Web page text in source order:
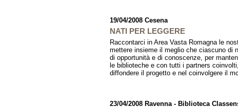
19/04/2008 Cesena
NATI PER LEGGERE
Raccontarci in Area Vasta Romagna le
mettere insieme il meglio che ciascuno di
di opportunità e di conoscenze, per
le biblioteche e con tutti i partners
diffondere il progetto e nel coinvolgere il
23/04/2008 Ravenna - Biblioteca